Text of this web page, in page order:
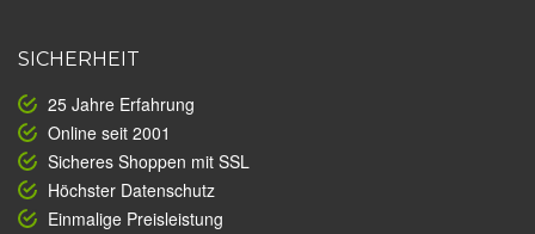
SICHERHEIT
25 Jahre Erfahrung
Online seit 2001
Sicheres Shoppen mit SSL
Höchster Datenschutz
Einmalige Preisleistung